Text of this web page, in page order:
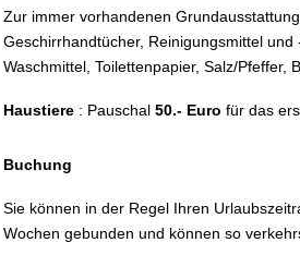
Zur immer vorhandenen
Geschirrhandtücher, Reinigungsmittel
Waschmittel, Toilettenpapier, Salz/Pfeffer,
Haustiere : Pauschal 50.- Euro für das
Buchung
Sie können in der Regel Ihren
Wochen gebunden und können so